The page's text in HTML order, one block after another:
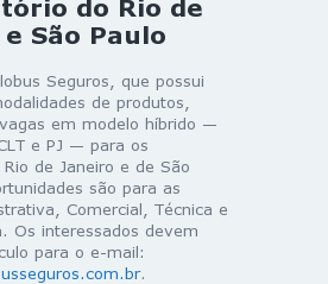
do Rio de
São Paulo
Seguros, que possui
de produtos,
em modelo híbrido —
e PJ — para os
de Janeiro e de São
são para as
Comercial, Técnica e
Os interessados devem
para o e-mail:
.